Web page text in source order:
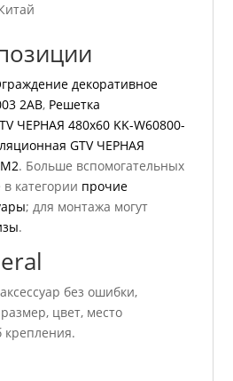
декоративное
2AB, Решетка
ЧЕРНАЯ 480х60 KK-W60800-
GTV ЧЕРНАЯ
. Больше вспомогательных
категории прочие
; для монтажа могут
.
без ошибки,
цвет, место
крепления.